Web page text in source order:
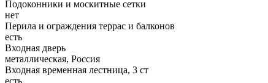
Подоконники и москитные сетки
нет
Перила и ограждения террас и балконов
есть
Входная дверь
металлическая, Россия
Входная временная лестница, 3 ст
есть